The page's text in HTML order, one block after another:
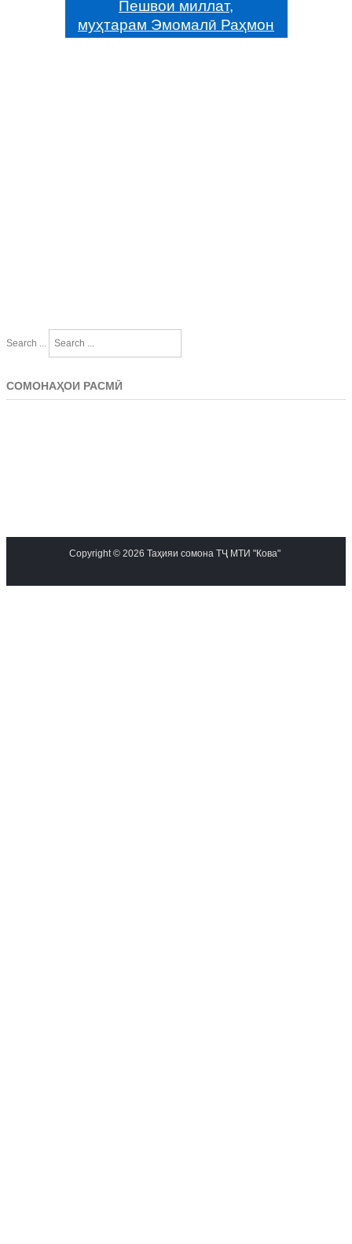
Пешвои миллат,
муҳтарам Эмомалӣ Раҳмон
Search ...
СОМОНАҲОИ РАСМӢ
Copyright © 2026 Таҳияи сомона ТҶ МТИ "Кова"